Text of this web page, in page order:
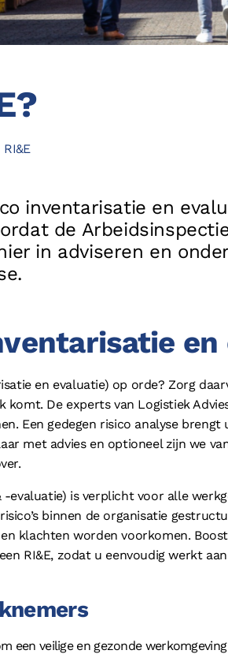
Referenties
RI&E
inventarisatie en
de
in adviseren en
en evaluatie) op orde? Zorg
komt. De experts van Logistiek
Een gedegen risico analyse
met advies en optioneel zijn we
-evaluatie) is verplicht voor alle
binnen de organisatie
klachten worden voorkomen.
RI&E, zodat u eenvoudig werkt
een veilige en gezonde